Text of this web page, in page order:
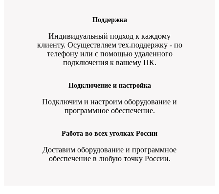
Поддержка
Индивидуальный подход к каждому
клиенту. Осуществляем тех.поддержку - по
телефону или с помощью удаленного
подключения к вашему ПК.
Подключение и настройка
Подключим и настроим оборудование и
программное обеспечение.
Работа во всех уголках России
Доставим оборудование и программное
обеспечение в любую точку России.